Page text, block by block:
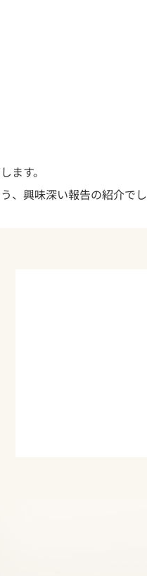
ます。
、興味深い報告の紹介でし